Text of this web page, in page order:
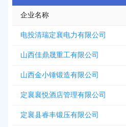
企业名称
电投清瑞定襄电力有限公司
山西佳鼎晟重工有限公司
山西金小锤锻造有限公司
定襄襄悦酒店管理有限公司
定襄县睿丰锻压有限公司